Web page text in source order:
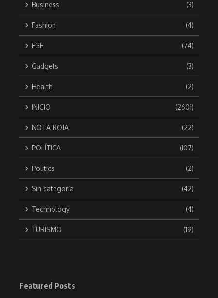
Business (3)
Fashion (4)
FGE (74)
Gadgets (3)
Health (2)
INICIO (2601)
NOTA ROJA (22)
POLÍTICA (107)
Politics (2)
Sin categoría (42)
Technology (4)
TURISMO (19)
Featured Posts